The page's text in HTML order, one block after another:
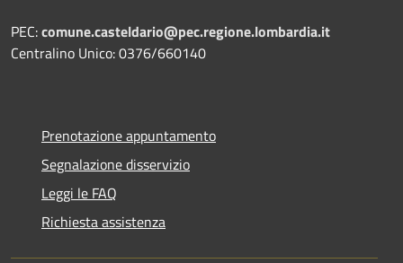
PEC:comune.casteldario@pec.regione.lombardia.it
Centralino Unico: 0376/660140
Prenotazione appuntamento
Segnalazione disservizio
Leggi le FAQ
Richiesta assistenza